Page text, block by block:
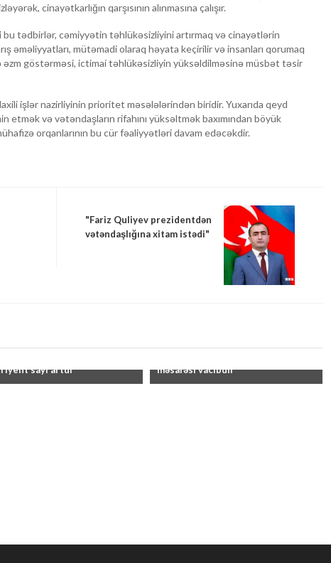
cinayətkarlığın qarşısının alınmasına çalışır.
bu tədbirlər, cəmiyyətin təhlükəsizliyini artırmaq və cinayətlərin
əməliyyatları, mütəmadi olaraq həyata keçirilir və insanları qorumaq
əzm göstərməsi, ictimai təhlükəsizliyin yüksəldilməsinə müsbət təsir
işlər nazirliyinin prioritet məsələlərindən biridir. Yuxarıda qeyd
və vətəndaşların rifahını yüksəltmək baxımından böyük
orqanlarının bu cür fəaliyyətləri davam edəcəkdir.
"Fariz Quliyev prezidentdən
vətəndaşlığına xitam istədi"
sayı artdı"
məsafəsi vacibdir"